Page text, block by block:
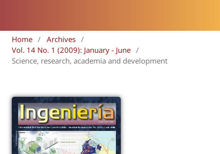
Home / Archives /
Vol. 14 No. 1 (2009): January - June /
Science, research, academia and development